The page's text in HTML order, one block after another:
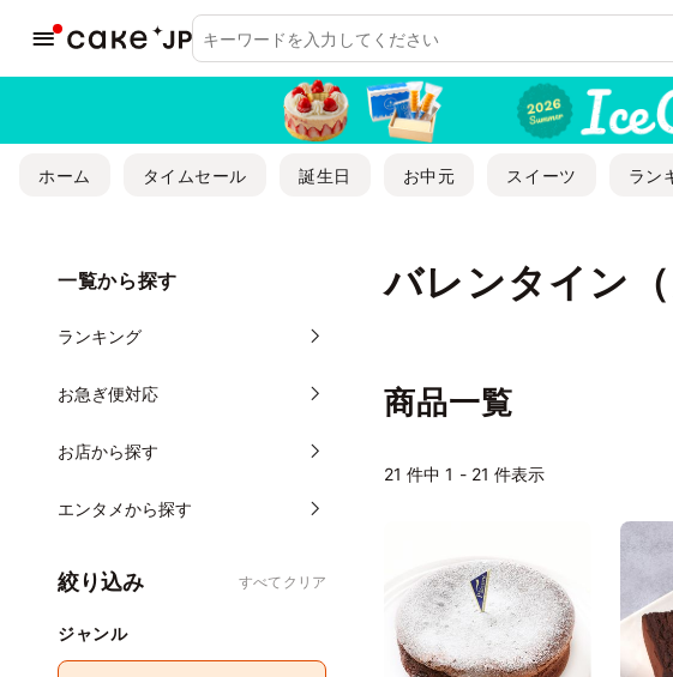
ホーム タイムセール 誕生日 お中元 スイーツ ラン
バレンタイン
一覧から探す
ランキング
お急ぎ便対応
お店から探す
エンタメから探す
絞り込み すべてクリア
ジャンル
商品一覧
21 件中 1 - 21 件表示